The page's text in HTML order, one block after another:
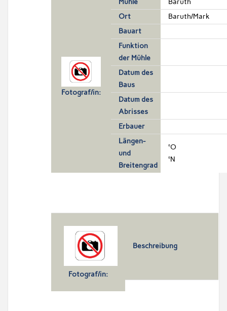
Fotograf/in:
Mühle
Baruth
Ort
Baruth/Mark
Bauart
Funktion
der Mühle
Datum des
Baus
Datum des
Abrisses
Erbauer
Längen-
und
Breitengrad
°O
°N
Fotograf/in:
Beschreibung